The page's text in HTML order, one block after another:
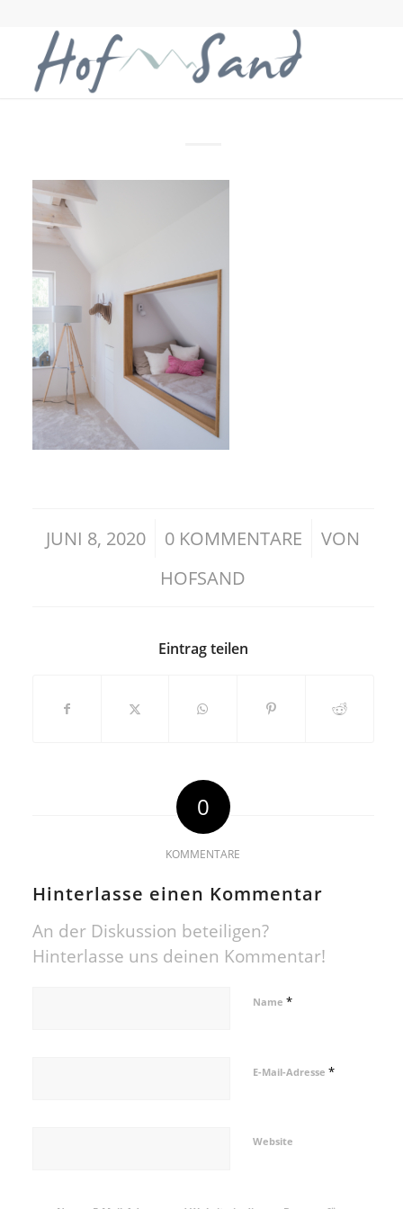
JUNI 8, 2020
/ 0 KOMMENTARE
/
VON
HOFSAND
Eintrag teilen
0
KOMMENTARE
Hinterlasse einen Kommentar
An der Diskussion beteiligen?
Hinterlasse uns deinen Kommentar!
Name *
E-Mail-Adresse *
Website